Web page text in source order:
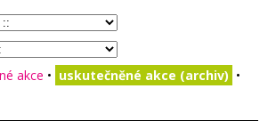
akce • uskutečněné akce (archiv) •